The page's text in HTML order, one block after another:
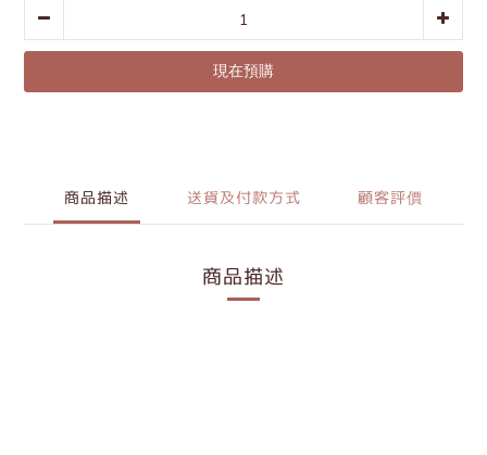
現在預購
商品描述 送貨及付款方式 顧客評價
商品描述